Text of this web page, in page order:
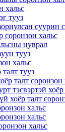
хальс
тууз
суурин
соронзон хальс
цуврал
тууз
хальс
тууз
талт соронзон
тэсвэртэй
хоёр талт
хальс
хальс
хальс